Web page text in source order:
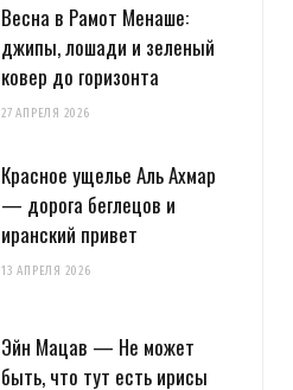
Весна в Рамот Менаше:
джипы, лошади и зеленый
ковер до горизонта
27 АПРЕЛЯ 2026
Красное ущелье Аль Ахмар
— дорога беглецов и
иранский привет
13 АПРЕЛЯ 2026
Эйн Мацав — Не может
быть, что тут есть ирисы